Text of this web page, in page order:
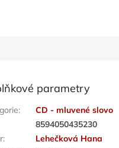
parametry
:
CD - mluvené slovo
8594050435230
:
Lehečková Hana